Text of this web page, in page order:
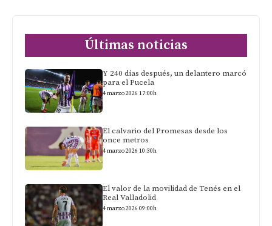
Últimas noticias
Y 240 días después, un delantero marcó
para el Pucela
4 marzo 2026 17:00h
El calvario del Promesas desde los
once metros
4 marzo 2026 10:30h
El valor de la movilidad de Tenés en el
Real Valladolid
4 marzo 2026 09:00h